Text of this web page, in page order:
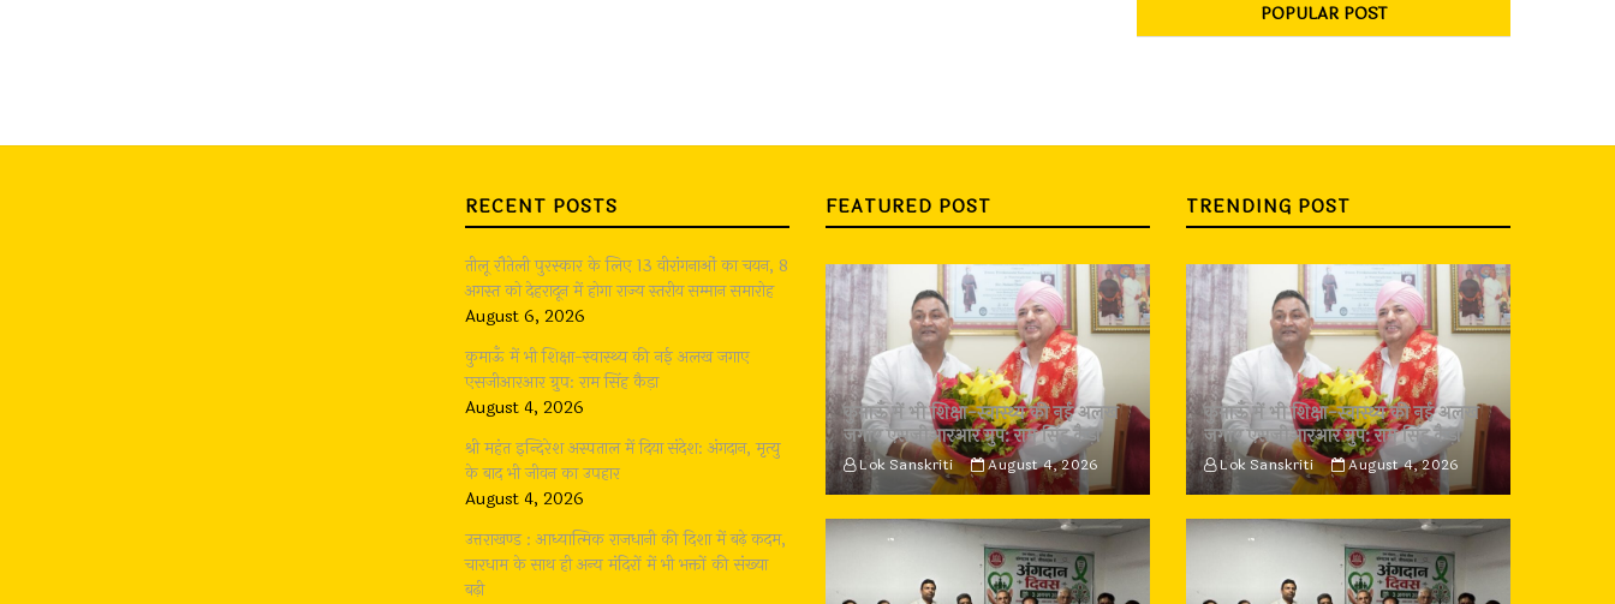
POPULAR POST
RECENT POSTS
तीलू रौतेली पुरस्कार के लिए 13 वीरांगनाओं का चयन, 8
अगस्त को देहरादून में होगा राज्य स्तरीय सम्मान समारोह
August 6, 2026
कुमाऊँ में भी शिक्षा-स्वास्थ्य की नई अलख जगाए
एसजीआरआर ग्रुप: राम सिंह कैड़ा
August 4, 2026
श्री महंत इन्दिरेश अस्पताल में दिया संदेश: अंगदान, मृत्यु
के बाद भी जीवन का उपहार
August 4, 2026
उत्तराखण्ड : आध्यात्मिक राजधानी की दिशा में बढ़े कदम,
चारधाम के साथ ही अन्य मंदिरों में भी भक्तों की संख्या
बढ़ी
FEATURED POST
कुमाऊँ में भी शिक्षा-स्वास्थ्य की नई अलख
जगाए एसजीआरआर ग्रुप: राम सिंह कैड़ा
Lok Sanskriti August 4, 2026
TRENDING POST
कुमाऊँ में भी शिक्षा-स्वास्थ्य की नई अलख
जगाए एसजीआरआर ग्रुप: राम सिंह कैड़ा
Lok Sanskriti August 4, 2026